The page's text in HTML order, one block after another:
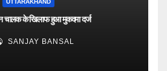
UTTARAKHAND
चालक के खिलाफ हुआ मुकदमा दर्ज
SANJAY BANSAL